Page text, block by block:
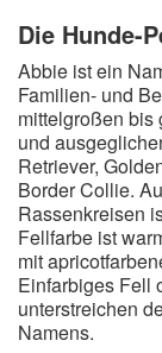
Die Hunde-
Abbie ist ein
Familien- und
mittelgroßen bis
und
Retriever,
Border Collie.
Rassenkreisen
Fellfarbe ist
mit
Einfarbiges Fell
unterstreichen
Namens.